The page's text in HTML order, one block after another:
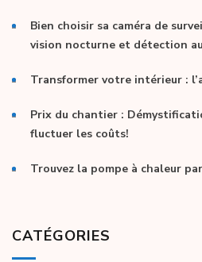
Bien choisir sa caméra de
vision nocturne et détection
Transformer votre intérieur :
Prix du chantier :
fluctuer les coûts!
Trouvez la pompe à chaleur
CATÉGORIES